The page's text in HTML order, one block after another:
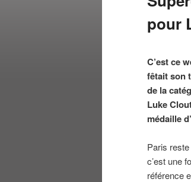
pour
C’est ce
fêtait son
de la
Luke
médaille
Paris
c’est une
référence